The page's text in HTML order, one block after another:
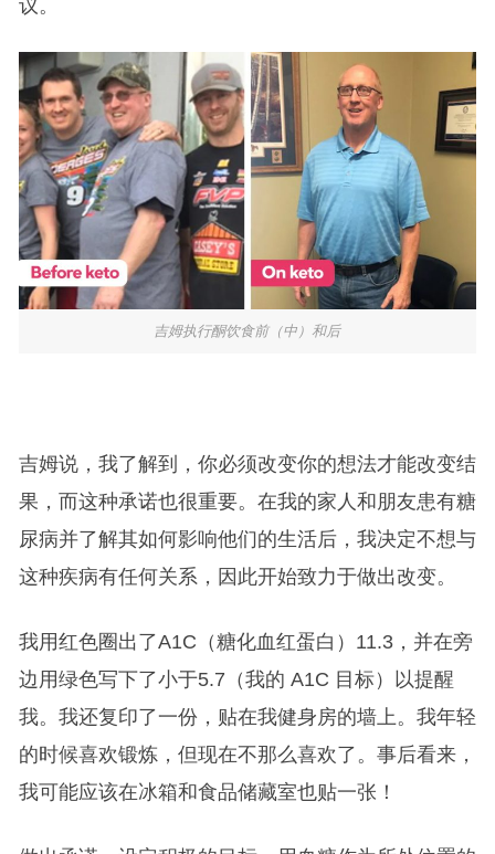
议。
吉姆执行酮饮食前（中）和后
吉姆说，我了解到，你必须改变你的想法才能改变结
果，而这种承诺也很重要。在我的家人和朋友患有糖
尿病并了解其如何影响他们的生活后，我决定不想与
这种疾病有任何关系，因此开始致力于做出改变。
我用红色圈出了A1C（糖化血红蛋白）11.3，并在旁
边用绿色写下了小于5.7（我的 A1C 目标）以提醒
我。我还复印了一份，贴在我健身房的墙上。我年轻
的时候喜欢锻炼，但现在不那么喜欢了。事后看来，
我可能应该在冰箱和食品储藏室也贴一张！